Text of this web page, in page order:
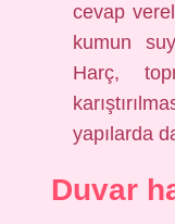
cevap
kumun
Harç,
yapılarda
Duvar